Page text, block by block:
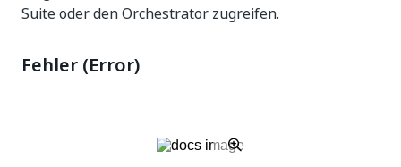
Suite oder den Orchestrator zugreifen.
Fehler (Error)